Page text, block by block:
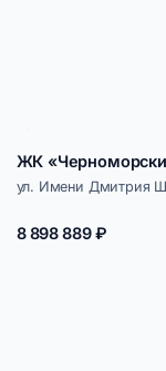
ЖК
ул. Имени Дмитрия
8 898 889 ₽